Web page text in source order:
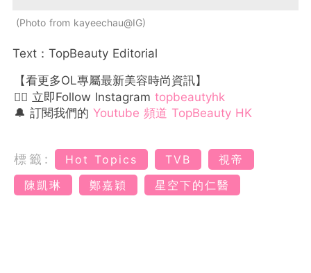
Photo from kayeechau@IG
Text：TopBeauty Editorial
【看更多OL專屬最新美容時尚資訊】
👉🏻 立即Follow Instagram topbeautyhk
🔔 訂閱我們的 Youtube 頻道 TopBeauty HK
標籤: Hot Topics TVB
視帝
陳凱琳
鄭嘉穎 星空下的仁醫